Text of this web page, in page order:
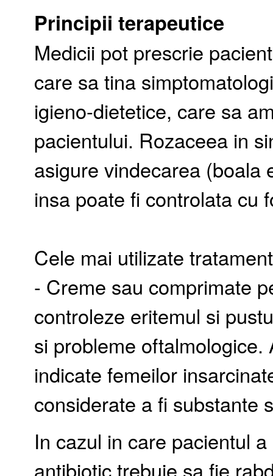
Principii terapeutice
Medicii pot prescrie
care sa tina
igieno-dietetice, care sa
pacientului. Rozaceea in
asigure vindecarea (boala
insa poate fi controlata cu
Cele mai utilizate
- Creme sau comprimate
controleze eritemul si
si probleme
indicate femeilor
considerate a fi substante
In cazul in care pacientul
antibiotic trebuie sa fie